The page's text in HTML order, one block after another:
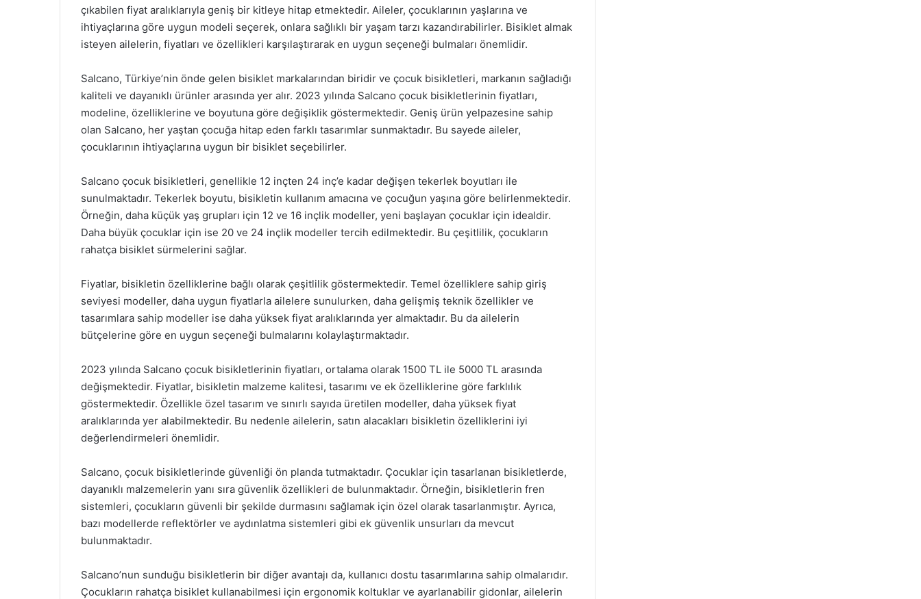
çıkabilen fiyat aralıklarıyla geniş bir kitleye hitap etmektedir. Aileler, çocuklarının yaşlarına ve
ihtiyaçlarına göre uygun modeli seçerek, onlara sağlıklı bir yaşam tarzı kazandırabilirler. Bisiklet almak
isteyen ailelerin, fiyatları ve özellikleri karşılaştırarak en uygun seçeneği bulmaları önemlidir.
Salcano, Türkiye’nin önde gelen bisiklet markalarından biridir ve çocuk bisikletleri, markanın sağladığı
kaliteli ve dayanıklı ürünler arasında yer alır. 2023 yılında Salcano çocuk bisikletlerinin fiyatları,
modeline, özelliklerine ve boyutuna göre değişiklik göstermektedir. Geniş ürün yelpazesine sahip
olan Salcano, her yaştan çocuğa hitap eden farklı tasarımlar sunmaktadır. Bu sayede aileler,
çocuklarının ihtiyaçlarına uygun bir bisiklet seçebilirler.
Salcano çocuk bisikletleri, genellikle 12 inçten 24 inç’e kadar değişen tekerlek boyutları ile
sunulmaktadır. Tekerlek boyutu, bisikletin kullanım amacına ve çocuğun yaşına göre belirlenmektedir.
Örneğin, daha küçük yaş grupları için 12 ve 16 inçlik modeller, yeni başlayan çocuklar için idealdir.
Daha büyük çocuklar için ise 20 ve 24 inçlik modeller tercih edilmektedir. Bu çeşitlilik, çocukların
rahatça bisiklet sürmelerini sağlar.
Fiyatlar, bisikletin özelliklerine bağlı olarak çeşitlilik göstermektedir. Temel özelliklere sahip giriş
seviyesi modeller, daha uygun fiyatlarla ailelere sunulurken, daha gelişmiş teknik özellikler ve
tasarımlara sahip modeller ise daha yüksek fiyat aralıklarında yer almaktadır. Bu da ailelerin
bütçelerine göre en uygun seçeneği bulmalarını kolaylaştırmaktadır.
2023 yılında Salcano çocuk bisikletlerinin fiyatları, ortalama olarak 1500 TL ile 5000 TL arasında
değişmektedir. Fiyatlar, bisikletin malzeme kalitesi, tasarımı ve ek özelliklerine göre farklılık
göstermektedir. Özellikle özel tasarım ve sınırlı sayıda üretilen modeller, daha yüksek fiyat
aralıklarında yer alabilmektedir. Bu nedenle ailelerin, satın alacakları bisikletin özelliklerini iyi
değerlendirmeleri önemlidir.
Salcano, çocuk bisikletlerinde güvenliği ön planda tutmaktadır. Çocuklar için tasarlanan bisikletlerde,
dayanıklı malzemelerin yanı sıra güvenlik özellikleri de bulunmaktadır. Örneğin, bisikletlerin fren
sistemleri, çocukların güvenli bir şekilde durmasını sağlamak için özel olarak tasarlanmıştır. Ayrıca,
bazı modellerde reflektörler ve aydınlatma sistemleri gibi ek güvenlik unsurları da mevcut
bulunmaktadır.
Salcano’nun sunduğu bisikletlerin bir diğer avantajı da, kullanıcı dostu tasarımlarına sahip olmalarıdır.
Çocukların rahatça bisiklet kullanabilmesi için ergonomik koltuklar ve ayarlanabilir gidonlar, ailelerin